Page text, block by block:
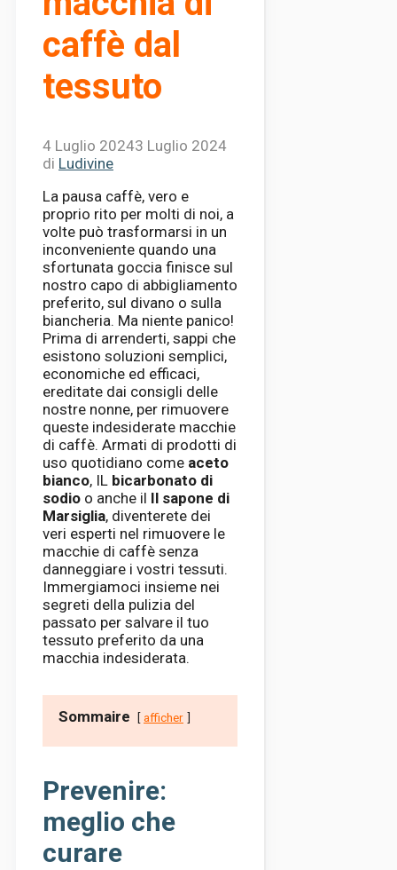
caffè dal
tessuto
4 Luglio 20243 Luglio 2024
di Ludivine
La pausa caffè, vero e
proprio rito per molti di noi, a
volte può trasformarsi in un
inconveniente quando una
sfortunata goccia finisce sul
nostro capo di abbigliamento
preferito, sul divano o sulla
biancheria. Ma niente panico!
Prima di arrenderti, sappi che
esistono soluzioni semplici,
economiche ed efficaci,
ereditate dai consigli delle
nostre nonne, per rimuovere
queste indesiderate macchie
di caffè. Armati di prodotti di
uso quotidiano come aceto
bianco, IL bicarbonato di
sodio o anche il Il sapone di
Marsiglia, diventerete dei
veri esperti nel rimuovere le
macchie di caffè senza
danneggiare i vostri tessuti.
Immergiamoci insieme nei
segreti della pulizia del
passato per salvare il tuo
tessuto preferito da una
macchia indesiderata.
Sommaire afficher
Prevenire:
meglio che
curare